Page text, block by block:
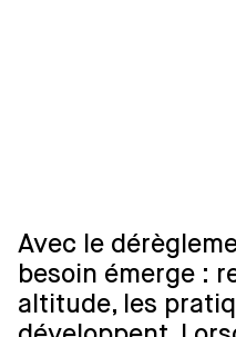
Avec le
besoin émerge :
altitude, les